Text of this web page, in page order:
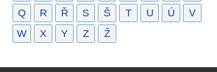
Q
R Ř S Š T U Ú
V
W
X Y Z Ž